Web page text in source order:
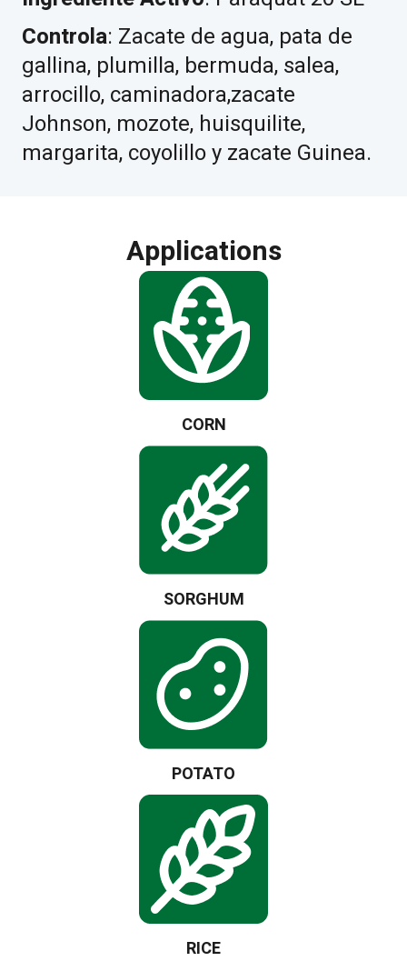
Controla: Zacate de agua, pata de
gallina, plumilla, bermuda, salea,
arrocillo, caminadora,zacate
Johnson, mozote, huisquilite,
margarita, coyolillo y zacate Guinea.
Applications
CORN
SORGHUM
POTATO
RICE